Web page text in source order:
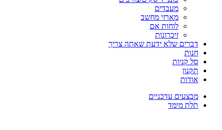
מעבדים
מארזי מחשב
לוחות אם
זיכרונות
דברים שלא ידעת שאתה צריך
חנות
סל קניות
תקנון
אודות
מבצעים עדכניים
תלת מימד